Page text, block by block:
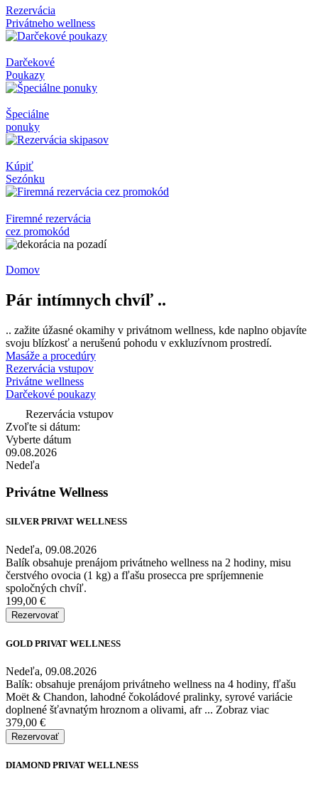
Rezervácia
Privátneho wellness
Darčekové
Poukazy
Špeciálne
ponuky
Kúpiť
Sezónku
Firemné rezervácia
cez promokód
Domov
Pár intímnych chvíľ ..
.. zažite úžasné okamihy v privátnom wellness, kde naplno objavíte
svoju blízkosť a nerušenú pohodu v exkluzívnom prostredí.
Masáže a procedúry
Rezervácia vstupov
Privátne wellness
Darčekové poukazy
Rezervácia vstupov
Zvoľte si dátum:
Vyberte dátum
09.08.2026
Nedeľa
Privátne Wellness
SILVER PRIVAT WELLNESS
Nedeľa, 09.08.2026
Balík obsahuje prenájom privátneho wellness na 2 hodiny, misu
čerstvého ovocia (1 kg) a fľašu prosecca pre spríjemnenie
spoločných chvíľ.
199,00 €
Rezervovať
GOLD PRIVAT WELLNESS
Nedeľa, 09.08.2026
Balík: obsahuje prenájom privátneho wellness na 4 hodiny, fľašu
Moët & Chandon, lahodné čokoládové pralinky, syrové variácie
doplnené šťavnatým hroznom a olivami, afr ... Zobraz viac
379,00 €
Rezervovať
DIAMOND PRIVAT WELLNESS